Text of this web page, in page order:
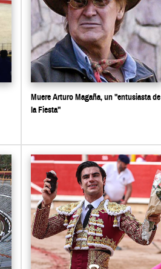
Muere Arturo Magaña, un "entusiasta de
la Fiesta"